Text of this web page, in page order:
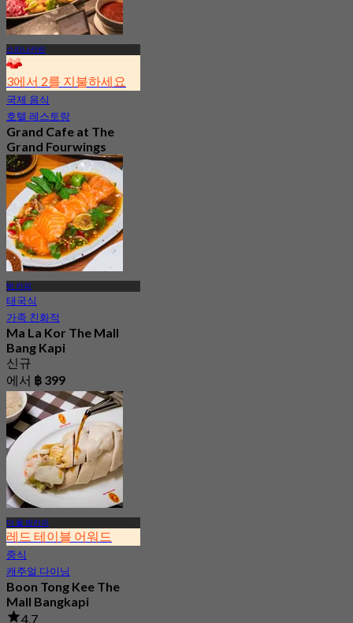
스리나카린
3에서 2를 지불하세요
국제 음식
호텔 레스토랑
Grand Cafe at The
Grand Fourwings
Hotel
4.8
72 예약됨
에서฿ 532.66
방 카피
태국식
가족 친화적
Ma La Kor The Mall
Bang Kapi
신규
에서 ฿ 399
더 몰 방카피
레드 테이블 어워드
중식
캐주얼 다이닝
Boon Tong Kee The
Mall Bangkapi
4.7